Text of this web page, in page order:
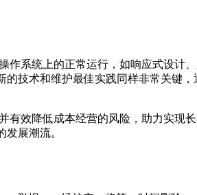
系统上的正常运行，如响应式设计
技术和维护最佳实践同样非常关键
效降低成本经营的风险，助力实现
展潮流。